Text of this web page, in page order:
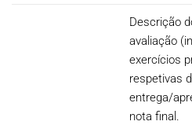
Descrição
avaliação
exercícios
respetivas
entrega/
nota final.